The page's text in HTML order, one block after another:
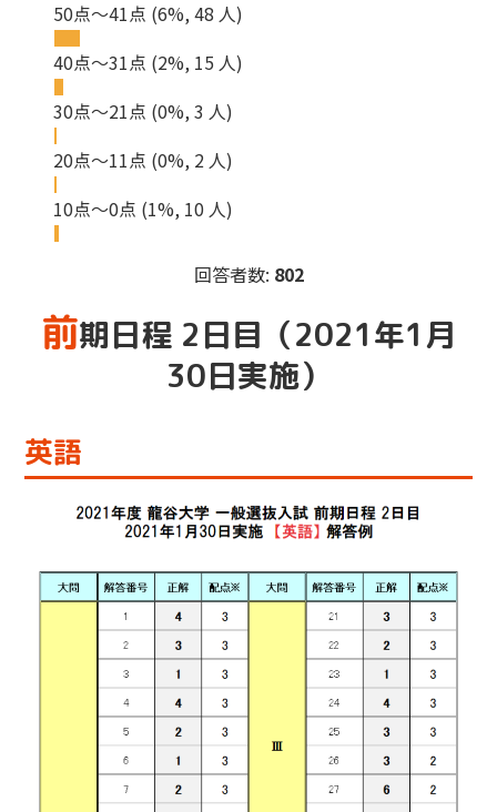
50点～41点 (6%, 48 人)
40点～31点 (2%, 15 人)
30点～21点 (0%, 3 人)
20点～11点 (0%, 2 人)
10点～0点 (1%, 10 人)
回答者数: 802
前期日程 2日目（2021年1月
30日実施）
英語